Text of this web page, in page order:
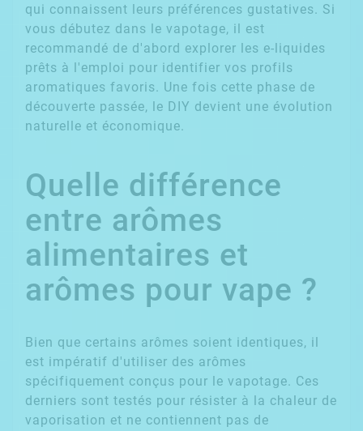
qui connaissent leurs préférences gustatives. Si
vous débutez dans le vapotage, il est
recommandé de d'abord explorer les e-liquides
prêts à l'emploi pour identifier vos profils
aromatiques favoris. Une fois cette phase de
découverte passée, le DIY devient une évolution
naturelle et économique.
Quelle différence
entre arômes
alimentaires et
arômes pour vape ?
Bien que certains arômes soient identiques, il
est impératif d'utiliser des arômes
spécifiquement conçus pour le vapotage. Ces
derniers sont testés pour résister à la chaleur de
vaporisation et ne contiennent pas de